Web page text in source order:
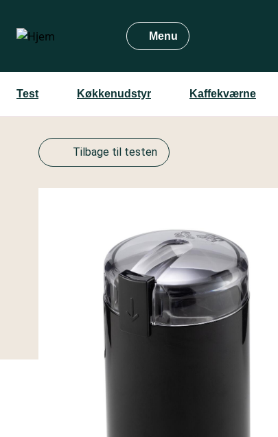
hovedindhold
Menu
Test Køkkenudstyr Kaffekværne
Tilbage til testen